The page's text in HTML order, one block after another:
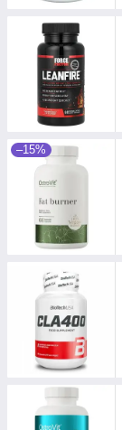
–15%